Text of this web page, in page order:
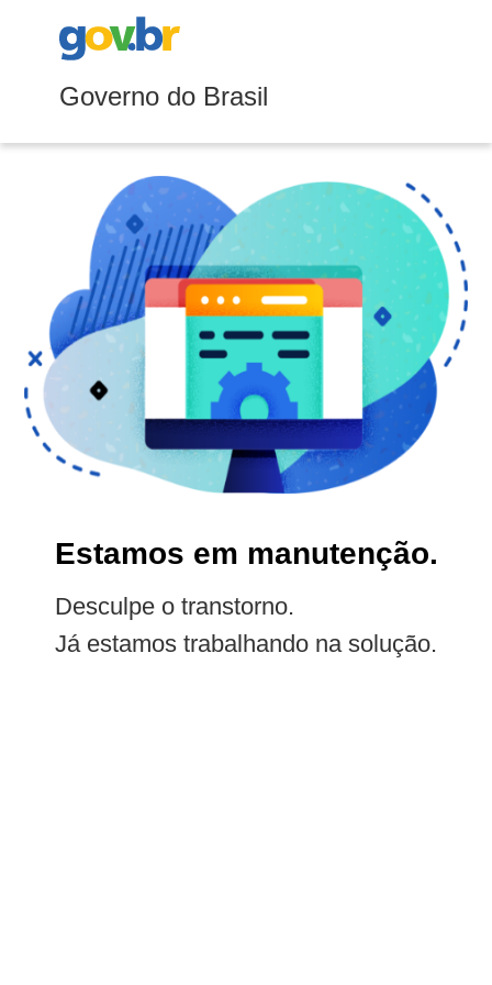
Governo do Brasil
Estamos em manutenção.
Desculpe o transtorno.
Já estamos trabalhando na solução.